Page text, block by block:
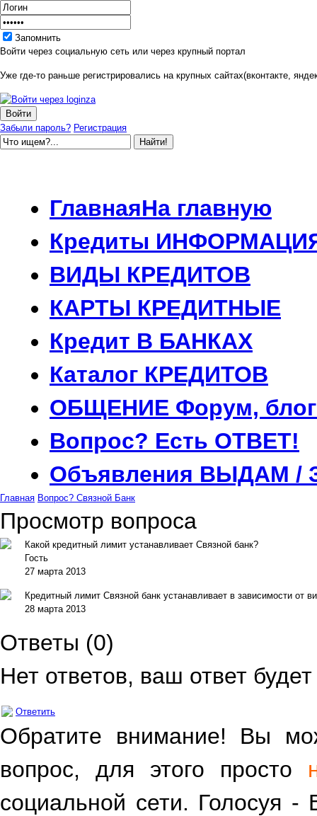
Запомнить
Войти через социальную сеть или через крупный портал
Уже где-то раньше регистрировались на крупных сайтах(вконтакте,
Забыли пароль? Регистрация
ГлавнаяНа главную
Кредиты
ВИДЫ КРЕДИТОВ
КАРТЫ КРЕДИТНЫЕ
Кредит В БАНКАХ
Каталог КРЕДИТОВ
ОБЩЕНИЕ Форум,
Вопрос? Есть ОТВЕТ!
Объявления ВЫДАМ /
Главная Вопрос? Связной Банк
Просмотр вопроса
Какой кредитный лимит устанавливает Связной банк?
Гость
27 марта 2013
Кредитный лимит Связной банк устанавливает в зависимости от
28 марта 2013
Ответы (0)
Нет ответов, ваш ответ
Ответить
Обратите внимание! Вы
вопрос, для этого просто
социальной сети. Голосуя -